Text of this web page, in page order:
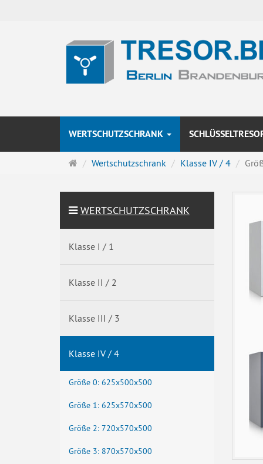
WERTSCHUTZSCHRANK
Startseite
Wertschutzschrank Klasse IV / 4
WERTSCHUTZSCHRANK
Klasse I / 1
Klasse II / 2
Klasse III / 3
Klasse IV / 4
Größe 0: 625x500x500
Größe 1: 625x570x500
Größe 2: 720x570x500
Größe 3: 870x570x500